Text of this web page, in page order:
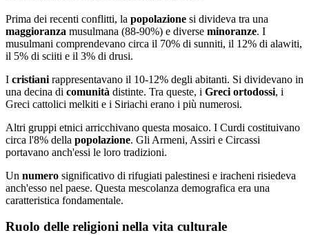
Prima dei recenti conflitti, la popolazione si divideva tra una
maggioranza musulmana (88-90%) e diverse minoranze. I
musulmani comprendevano circa il 70% di sunniti, il 12% di alawiti,
il 5% di sciiti e il 3% di drusi.
I cristiani rappresentavano il 10-12% degli abitanti. Si dividevano in
una decina di comunità distinte. Tra queste, i Greci ortodossi, i
Greci cattolici melkiti e i Siriachi erano i più numerosi.
Altri gruppi etnici arricchivano questa mosaico. I Curdi costituivano
circa l'8% della popolazione. Gli Armeni, Assiri e Circassi
portavano anch'essi le loro tradizioni.
Un numero significativo di rifugiati palestinesi e iracheni risiedeva
anch'esso nel paese. Questa mescolanza demografica era una
caratteristica fondamentale.
Ruolo delle religioni nella vita culturale